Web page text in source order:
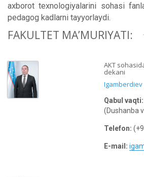
axborot texnologiyalarini sohasi
pedagog kadlarni tayyorlaydi.
FAKULTET MA’MURIYATI:
AKT
dekani
Qabul vaqti:
(Dushanba
Telefon:
E-mail: